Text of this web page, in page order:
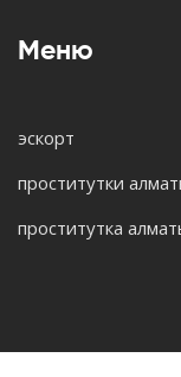
Меню
эскорт
проститутки
проститутка